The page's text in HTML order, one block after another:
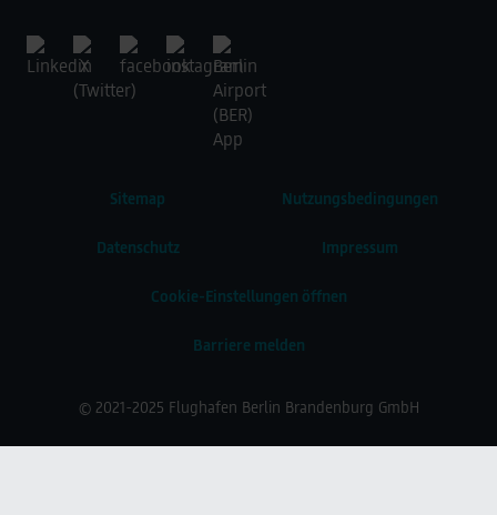
Sitemap Nutzungsbedingungen
Datenschutz Impressum
Cookie-Einstellungen öffnen
Barriere melden
© 2021-2025 Flughafen Berlin Brandenburg GmbH